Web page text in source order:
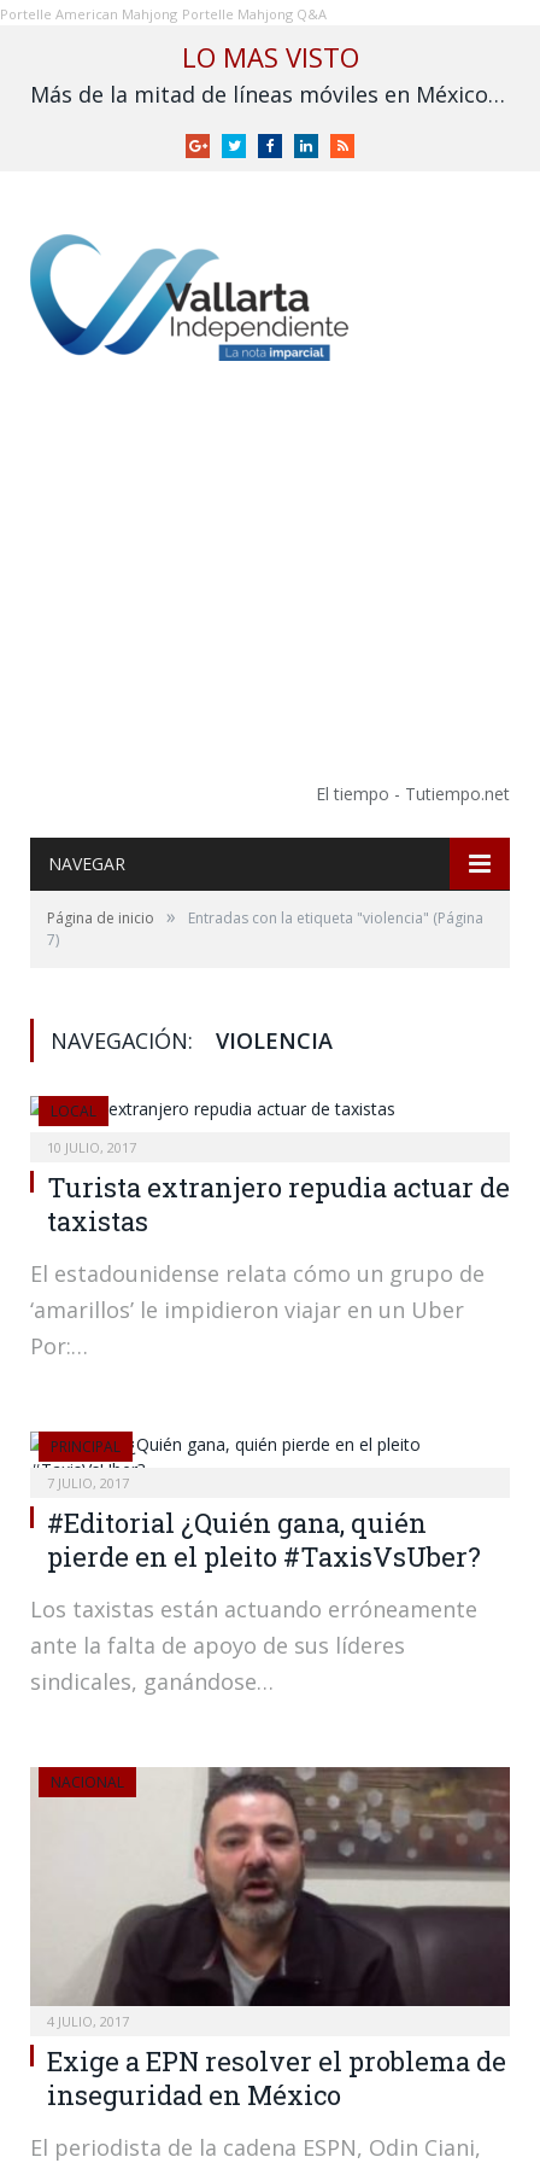
Portelle American Mahjong Portelle Mahjong Q&A
LO MAS VISTO
Más de la mitad de líneas móviles en México aún no se vinculan a la CURP
GoogleTwitterFacebookLinkedInRSS
El tiempo - Tutiempo.net
NAVEGAR
Página de inicio » Entradas con la etiqueta "violencia" (Página
7)
NAVEGACIÓN: VIOLENCIA
LOCAL
10 JULIO, 2017
Turista extranjero repudia actuar de
taxistas
El estadounidense relata cómo un grupo de
‘amarillos’ le impidieron viajar en un Uber
Por:…
PRINCIPAL
7 JULIO, 2017
#Editorial ¿Quién gana, quién
pierde en el pleito #TaxisVsUber?
Los taxistas están actuando erróneamente
ante la falta de apoyo de sus líderes
sindicales, ganándose…
NACIONAL
4 JULIO, 2017
Exige a EPN resolver el problema de
inseguridad en México
El periodista de la cadena ESPN, Odin Ciani,